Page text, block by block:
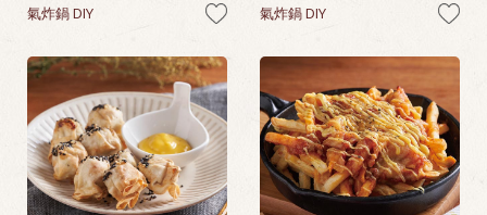
氣炸鍋 DIY 氣炸鍋 DIY